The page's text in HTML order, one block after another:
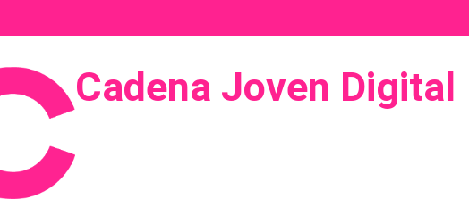
Cadena Joven Digital
Radio Y Televisión